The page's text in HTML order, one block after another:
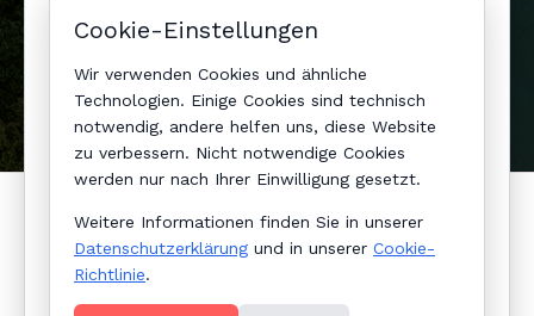
Cookie-Einstellungen
Wir verwenden Cookies und ähnliche
Technologien. Einige Cookies sind technisch
notwendig, andere helfen uns, diese Website
zu verbessern. Nicht notwendige Cookies
werden nur nach Ihrer Einwilligung gesetzt.
Weitere Informationen finden Sie in unserer
Datenschutzerklärung und in unserer Cookie-
Richtlinie.
Cookie-Einstellungen
Allgemeine Geschäftsbedingungen (AGB)
Datenschutzerklärung